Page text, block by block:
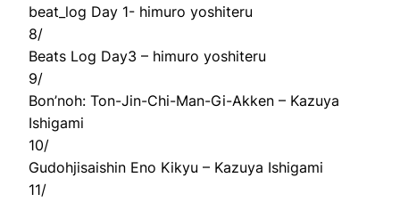
beat_log Day 1- himuro yoshiteru
8/
Beats Log Day3 – himuro yoshiteru
9/
Bon’noh: Ton-Jin-Chi-Man-Gi-Akken – Kazuya
Ishigami
10/
Gudohjisaishin Eno Kikyu – Kazuya Ishigami
11/